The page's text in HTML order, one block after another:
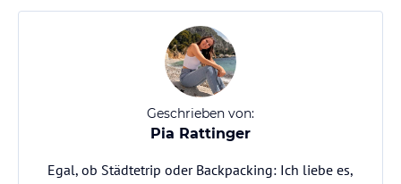
Geschrieben von:
Pia Rattinger
Egal, ob Städtetrip oder Backpacking: Ich liebe es,